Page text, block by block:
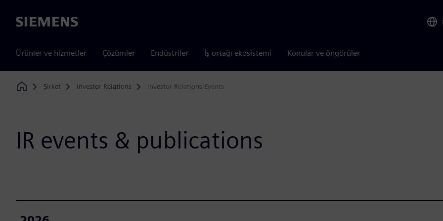
Siemens
Ürünler ve hizmetler Çözümler Endüstriler İş ortağı ekosistemi Konular ve öngörüler
Home
Şirket Investor Relations Investor Relations Events
IR events & publications